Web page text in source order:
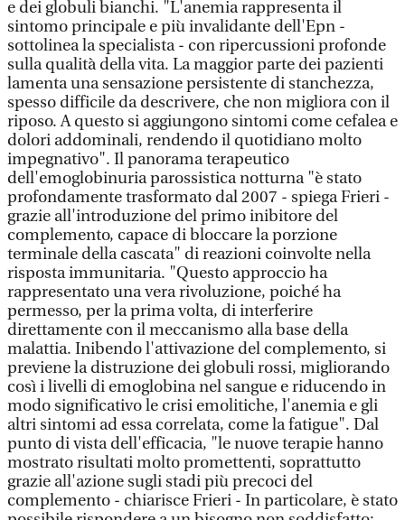
e dei globuli bianchi. "L'anemia rappresenta il
sintomo principale e più invalidante dell'Epn -
sottolinea la specialista - con ripercussioni profonde
sulla qualità della vita. La maggior parte dei pazienti
lamenta una sensazione persistente di stanchezza,
spesso difficile da descrivere, che non migliora con il
riposo. A questo si aggiungono sintomi come cefalea e
dolori addominali, rendendo il quotidiano molto
impegnativo". Il panorama terapeutico
dell'emoglobinuria parossistica notturna "è stato
profondamente trasformato dal 2007 - spiega Frieri -
grazie all'introduzione del primo inibitore del
complemento, capace di bloccare la porzione
terminale della cascata" di reazioni coinvolte nella
risposta immunitaria. "Questo approccio ha
rappresentato una vera rivoluzione, poiché ha
permesso, per la prima volta, di interferire
direttamente con il meccanismo alla base della
malattia. Inibendo l'attivazione del complemento, si
previene la distruzione dei globuli rossi, migliorando
così i livelli di emoglobina nel sangue e riducendo in
modo significativo le crisi emolitiche, l'anemia e gli
altri sintomi ad essa correlata, come la fatigue". Dal
punto di vista dell'efficacia, "le nuove terapie hanno
mostrato risultati molto promettenti, soprattutto
grazie all'azione sugli stadi più precoci del
complemento - chiarisce Frieri - In particolare, è stato